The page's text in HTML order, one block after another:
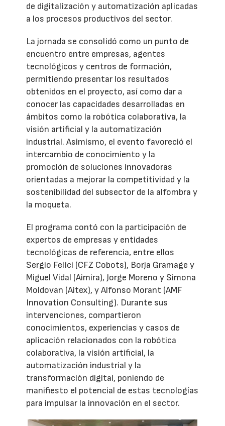
de digitalización y automatización aplicadas
a los procesos productivos del sector.
La jornada se consolidó como un punto de
encuentro entre empresas, agentes
tecnológicos y centros de formación,
permitiendo presentar los resultados
obtenidos en el proyecto, así como dar a
conocer las capacidades desarrolladas en
ámbitos como la robótica colaborativa, la
visión artificial y la automatización
industrial. Asimismo, el evento favoreció el
intercambio de conocimiento y la
promoción de soluciones innovadoras
orientadas a mejorar la competitividad y la
sostenibilidad del subsector de la alfombra y
la moqueta.
El programa contó con la participación de
expertos de empresas y entidades
tecnológicas de referencia, entre ellos
Sergio Felici (CFZ Cobots), Borja Gramage y
Miguel Vidal (Aimira), Jorge Moreno y Simona
Moldovan (Aitex), y Alfonso Morant (AMF
Innovation Consulting). Durante sus
intervenciones, compartieron
conocimientos, experiencias y casos de
aplicación relacionados con la robótica
colaborativa, la visión artificial, la
automatización industrial y la
transformación digital, poniendo de
manifiesto el potencial de estas tecnologías
para impulsar la innovación en el sector.